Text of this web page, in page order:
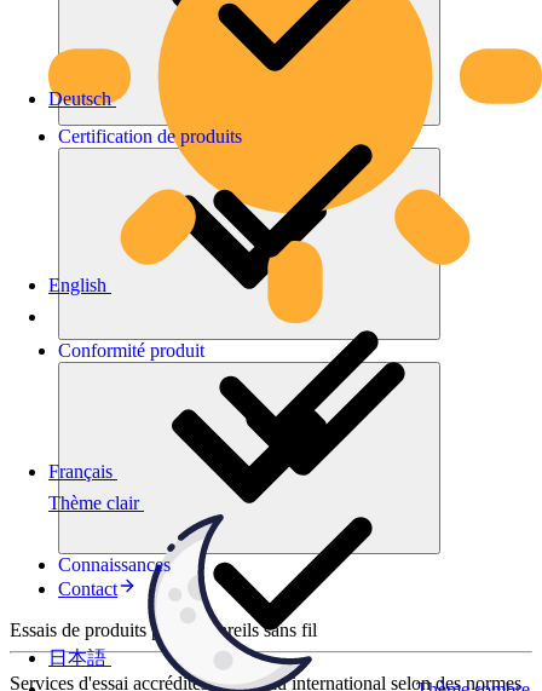
Thème clair
Deutsch
English
Français
日本語
Certification de produits
Conformité produit
Connaissances
Contact
Essais de produits pour appareils sans fil
Services d'essai accrédités au niveau international selon des normes